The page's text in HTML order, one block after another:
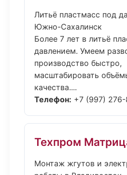
Литьё пластмасс под
Южно-Сахалинск
Более 7 лет в литьё
давлением. Умеем
производство быстро,
масштабировать
качества....
Телефон: +7 (997) 276-
Техпром
Монтаж жгутов и